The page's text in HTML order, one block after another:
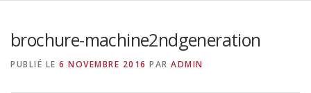
brochure-machine2ndgeneration
PUBLIÉ LE 6 NOVEMBRE 2016 PAR ADMIN